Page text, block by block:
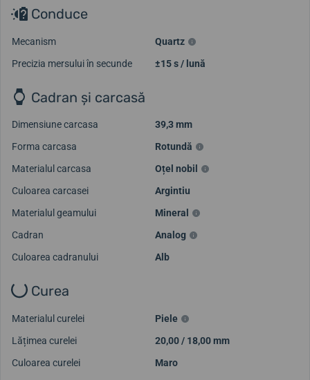
Conduce
Mecanism
Quartz
Precizia mersului în secunde
±15 s / lună
Cadran și carcasă
Dimensiune carcasa
39,3 mm
Forma carcasa
Rotundă
Materialul carcasa
Oțel nobil
Culoarea carcasei
Argintiu
Materialul geamului
Mineral
Cadran
Analog
Culoarea cadranului
Alb
Curea
Materialul curelei
Piele
Lățimea curelei
20,00 / 18,00 mm
Culoarea curelei
Maro